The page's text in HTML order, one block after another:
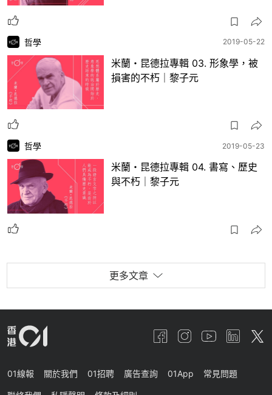
哲學 2019-05-22
米蘭・昆德拉專輯 03. 形象學，被
損害的不朽｜黎子元
哲學 2019-05-23
米蘭・昆德拉專輯 04. 書寫、歷史
與不朽｜黎子元
更多文章
01線報 關於我們 01招聘 廣告查詢 01App 常見問題